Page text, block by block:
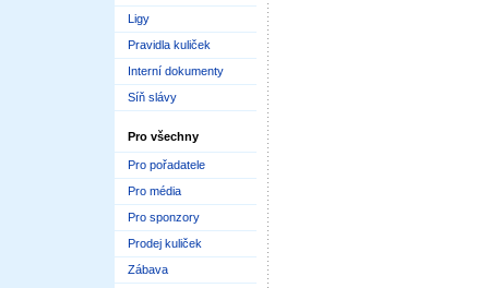
Ligy
Pravidla kuliček
Interní dokumenty
Síň slávy
Pro všechny
Pro pořadatele
Pro média
Pro sponzory
Prodej kuliček
Zábava